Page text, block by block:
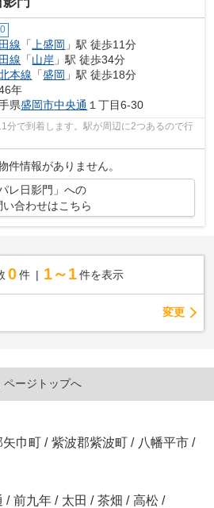
線 「上盛岡 」駅 徒歩11分
線 「山岸 」駅 徒歩34分
本線 「盛岡 」駅 徒歩18分
年
県盛岡市中央通 １丁目6-30
分で到着します。駅が周辺に2つあるので行
件情報がありません。
パレ日影門」への
い合わせはこちら
0 件 1～1 件を表示
変更
ページトップへ
矢巾町 / 紫波郡紫波町 / 八幡平市 /
/ 前九年 / 太田 / 茶畑 / 高松 /